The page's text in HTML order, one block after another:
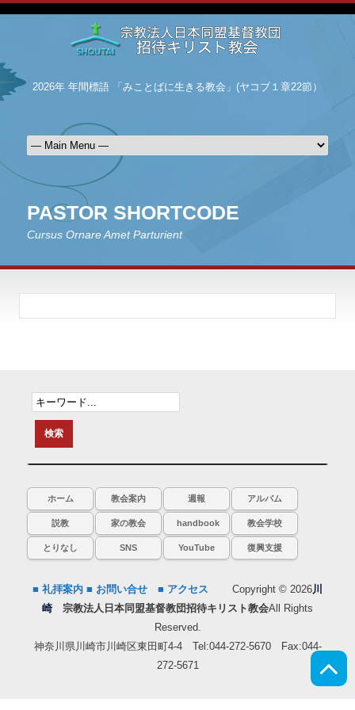
2026年 年間標語 「みことばに生きる教会」(ヤコブ１章22節）
PASTOR SHORTCODE
Cursus Ornare Amet Parturient
ホーム 教会案内 週報 アルバム
説教 家の教会 handbook 教会学校
とりなし SNS YouTube 復興支援
■ 礼拝案内 ■ お問い合せ ■ アクセス Copyright © 2026川
崎
宗教法人日本同盟基督教団招待キリスト教会All Rights
Reserved.
神奈川県川崎市川崎区東田町4-4 Tel:044-272-5670 Fax:044-
272-5671